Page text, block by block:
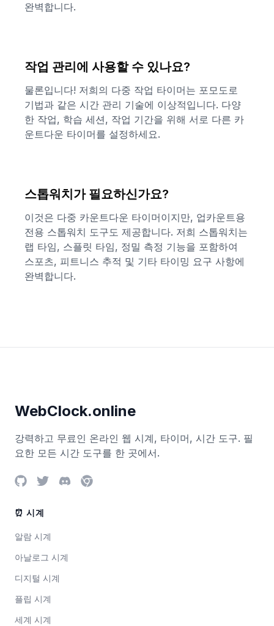
완벽합니다.
작업 관리에 사용할 수 있나요?
물론입니다! 저희의 다중 작업 타이머는 포모도로
기법과 같은 시간 관리 기술에 이상적입니다. 다양
한 작업, 학습 세션, 작업 기간을 위해 서로 다른 카
운트다운 타이머를 설정하세요.
스톱워치가 필요하신가요?
이것은 다중 카운트다운 타이머이지만, 업카운트용
전용 스톱워치 도구도 제공합니다. 저희 스톱워치는
랩 타임, 스플릿 타임, 정밀 측정 기능을 포함하여
스포츠, 피트니스 추적 및 기타 타이밍 요구 사항에
완벽합니다.
WebClock.online
강력하고 무료인 온라인 웹 시계, 타이머, 시간 도구. 필
요한 모든 시간 도구를 한 곳에서.
⏰ 시계
알람 시계
아날로그 시계
디지털 시계
플립 시계
세계 시계